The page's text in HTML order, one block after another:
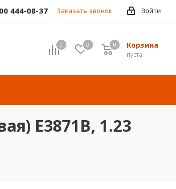
Войти
444-08-37 Заказать звонок
0 0 Корзина
пуста
0
E3871B, 1.23